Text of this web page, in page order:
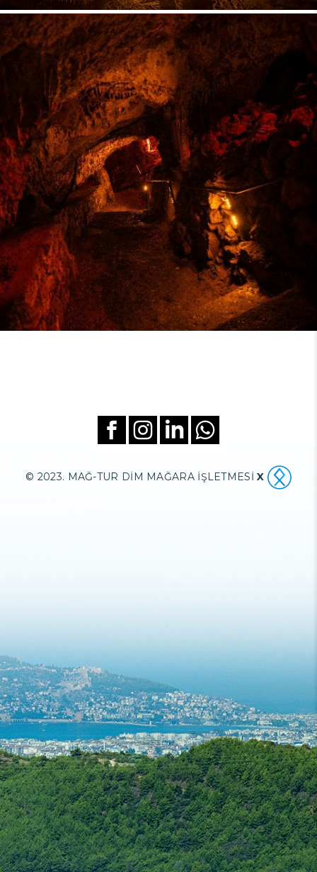
© 2023. MAĞ-TUR DİM MAĞARA İŞLETMESİX